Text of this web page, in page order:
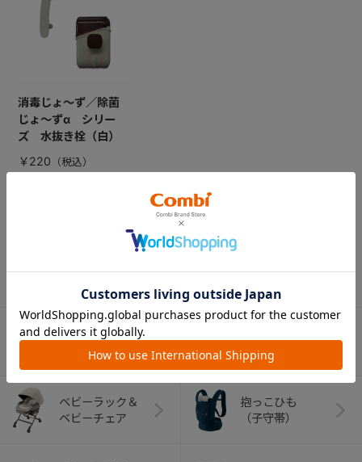
消毒じょ～ず／除菌
じょ～ずα シリー
ズ 水抜き栓（白）
￥220
CATEGORY
（コンビ）
ベビーカー チャイルドシート
ベビーラック＆
ベビーチェア
抱っこひも
（子守帯）